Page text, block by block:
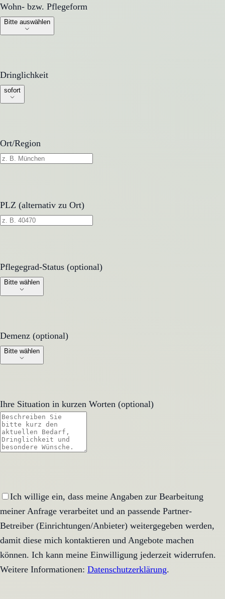
Wohn- bzw. Pflegeform
Wohn- bzw. Pflegeform
Bitte auswählen
Dringlichkeit
Dringlichkeit
sofort
Ort/Region
PLZ (alternativ zu Ort)
Pflegegrad-Status (optional)
Pflegegrad-Status (optional)
Bitte wählen
Demenz (optional)
Demenz (optional)
Bitte wählen
Ihre Situation in kurzen Worten (optional)
Ich willige ein, dass meine Angaben zur Bearbeitung
meiner Anfrage verarbeitet und an passende Partner-
Betreiber (Einrichtungen/Anbieter) weitergegeben werden,
damit diese mich kontaktieren und Angebote machen
können. Ich kann meine Einwilligung jederzeit widerrufen.
Weitere Informationen: Datenschutzerklärung.